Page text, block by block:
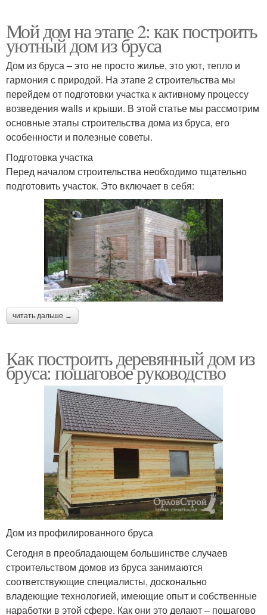
Мой дом на этапе 2: как построить
уютный дом из бруса
Дом из бруса – это не просто жилье, это уют, тепло и
гармония с природой. На этапе 2 строительства мы
перейдем от подготовки участка к активному процессу
возведения walls и крыши. В этой статье мы рассмотрим
основные этапы строительства дома из бруса, его
особенности и полезные советы.
Подготовка участка
Перед началом строительства необходимо тщательно
подготовить участок. Это включает в себя:
читать дальше →
Как построить деревянный дом из
бруса: пошаговое руководство
Дом из профилированного бруса
Сегодня в преобладающем большинстве случаев
строительством домов из бруса занимаются
соответствующие специалисты, досконально
владеющие технологией, имеющие опыт и собственные
наработки в этой сфере. Как они это делают – пошагово